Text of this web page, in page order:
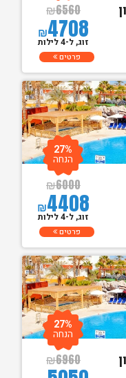
₪6560
₪4708
זוג, ל-4 לילות
פרטים
₪6000
₪4408
27%
הנחה
זוג, ל-4 לילות
פרטים
₪6960
27%
הנחה